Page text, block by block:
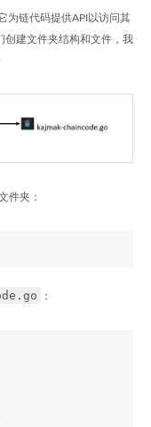
为链代码提供API以访问其
创建文件夹结构和文件，我
件夹：
：